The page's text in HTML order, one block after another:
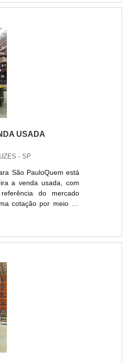
de equipamento A
e com espaço
USADA
- SP
São PauloQuem está
a venda usada, com
do mercado
cotação por meio da
a sofisticação,
em um só lugar.MAIS
procurar por
Escomaq. Com grande